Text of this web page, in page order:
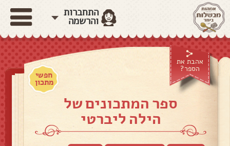
התחברות
והרשמה
אהבת את
הספר?
חפשי
מתכון
ספר המתכונים של
הילה ליברטי